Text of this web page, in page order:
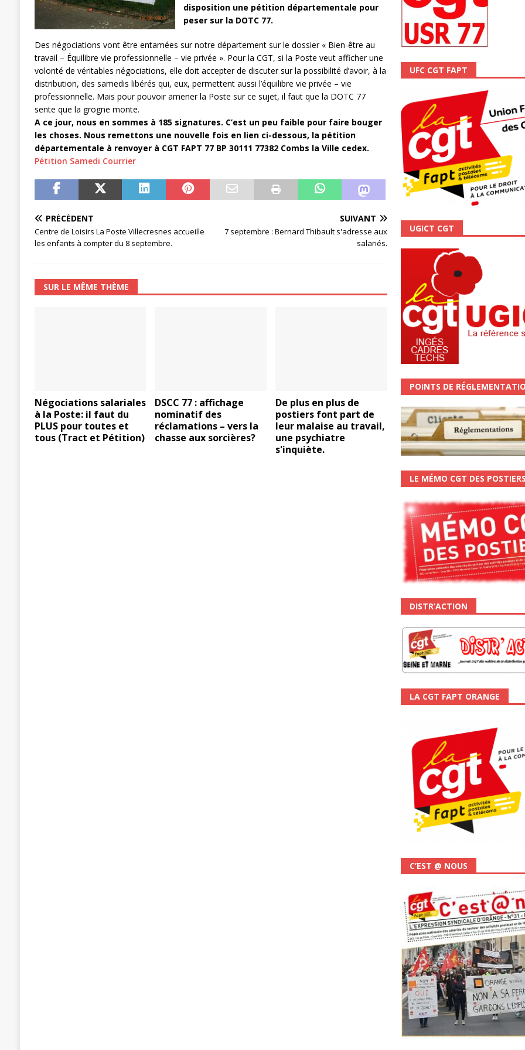
[ 27 avril 2024 ] 1er MAI 2024 ACTUALITÉ
disposition une pétition départementale pour
peser sur la DOTC 77.
Des négociations vont être entamées sur notre département sur le dossier « Bien-être au
travail – Équilibre vie professionnelle – vie privée ». Pour la CGT, si la Poste veut afficher une
volonté de véritables négociations, elle doit accepter de discuter sur la possibilité d’avoir, à la
distribution, des samedis libérés qui, eux, permettent aussi l’équilibre vie privée – vie
professionnelle. Mais pour pouvoir amener la Poste sur ce sujet, il faut que la DOTC 77
sente que la grogne monte.
A ce jour, nous en sommes à 185 signatures. C’est un peu faible pour faire bouger
les choses. Nous remettons une nouvelle fois en lien ci-dessous, la pétition
départementale à renvoyer à CGT FAPT 77 BP 30111 77382 Combs la Ville cedex.
Pétition Samedi Courrier
PRÉCÉDENT
Centre de Loisirs La Poste Villecresnes accueille
les enfants à compter du 8 septembre.
SUIVANT
7 septembre : Bernard Thibault s'adresse aux
salariés.
SUR LE MÊME THÈME
Négociations salariales
à la Poste: il faut du
PLUS pour toutes et
tous (Tract et Pétition)
DSCC 77 : affichage
nominatif des
réclamations – vers la
chasse aux sorcières?
De plus en plus de
postiers font part de
leur malaise au travail,
une psychiatre
s'inquiète.
UFC CGT FAPT
UGICT CGT
POINTS DE
LE MÉMO CGT DES
DISTR’ACTION
LA CGT FAPT ORANGE
C’EST @ NOUS